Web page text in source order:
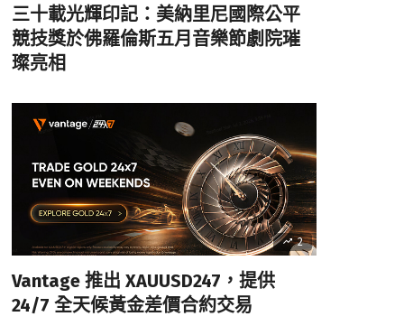
三十載光輝印記：美納里尼國際公平
競技獎於佛羅倫斯五月音樂節劇院璀
璨亮相
2
Vantage 推出 XAUUSD247，提供
24/7 全天候黃金差價合約交易